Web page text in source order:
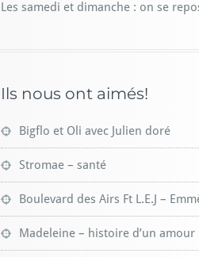
Les samedi et dimanche : on se
Ils nous ont aimés!
Bigflo et Oli avec Julien doré
Stromae – santé
Boulevard des Airs Ft L.E.J –
Madeleine – histoire d’un amour